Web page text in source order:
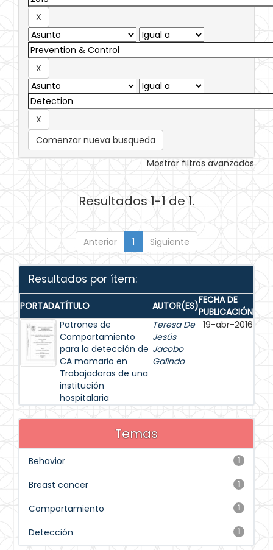
Comenzar nueva busqueda
Mostrar filtros avanzados
Resultados 1-1 de 1.
Anterior 1 Siguiente
Resultados por ítem:
PORTADATÍTULO AUTOR(ES)FECHA DE
PUBLICACIÓN
Patrones de
Comportamiento
para la detección de
CA mamario en
Trabajadoras de una
institución
hospitalaria
Teresa De
Jesús
Jacobo
Galindo
19-abr-2016
Temas
1
Behavior
1
Breast cancer
1
Comportamiento
1
Detección